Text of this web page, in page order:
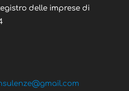
delle imprese di